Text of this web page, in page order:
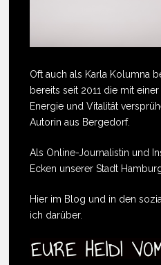
Oft auch als Karla Kolumna
bereits seit 2011 die mit
Energie und Vitalität
Autorin aus Bergedorf.
Als Online-Journalistin und
Ecken unserer Stadt
Hier im Blog und in den
ich darüber.